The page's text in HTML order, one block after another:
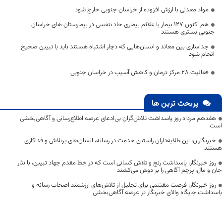
مواد معدنی با ارزش افزوده از خراسان جنوبی خارج شود
هم اکنون 127 بیمار با علائم بیماری حاد تنفسی در بیمارستان های خراسان
جنوبی بستری هستند
جداسازی بین معاند و انسان‌هایی که دچار اشتباه هستند باید با تبیین صحیح
انجام شود
فعالیت 28 مرکز درمان و کاهش آسیب در خراسان جنوبی
پربحث ترین ها
هفدهم مرداد روز پاسداشت تلاش‌گران بی‌ادعای عرصه اطلاع‌رسانی و آگاهی‌بخشی
است
خبرنگاران، این طلایه‌داران راستین خدمت در رسانه، انسان‌های پرتلاش و فداکاری
هستند
روز خبرنگار، پاسداشت رنج و تلاش کسانی است که در خط مقدم جهاد تبیین، با نثار
جان و مال، پرچم آگاهی را بر دوش می‌کشند
روز خبرنگار، فرصت مغتنمی برای تجلیل از تلاش‌های ارزشمند اصحاب رسانه و
پاسداشت جایگاه والای خبرنگار در عرصه آگاهی‌بخشی